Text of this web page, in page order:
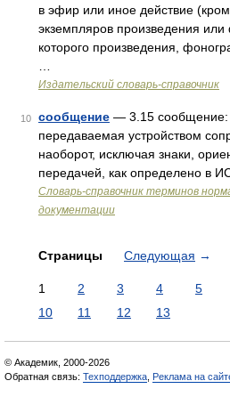
в эфир или иное действие
экземпляров произведения
которого произведения,
Издательский словарь-справочник
10 сообщение — 3.15 сообщение:
передаваемая устройством
наоборот, исключая знаки,
передачей, как определено в
Словарь-справочник терминов
документации
Страницы Следующая →
1 2 3 4 5
10
11 12 13
© Академик, 2000-2026
Обратная связь: Техподдержка Реклама на